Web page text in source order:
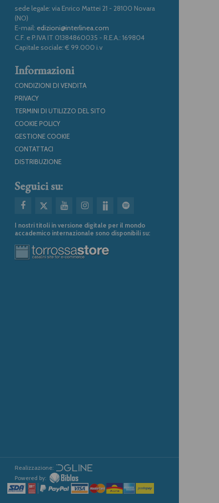
sede legale: via Enrico Mattei 21 - 28100 Novara
(NO)
E-mail: edizioni@interlinea.com
C.F. e P.IVA IT 01384860035 - R.E.A.: 169804
Capitale sociale: € 99.000 i.v
Informazioni
CONDIZIONI DI VENDITA
PRIVACY
TERMINI DI UTILIZZO DEL SITO
COOKIE POLICY
GESTIONE COOKIE
CONTATTACI
DISTRIBUZIONE
Seguici su:
I nostri titoli in versione digitale per il mondo
accademico internazionale sono disponibili su:
Realizzazione:
Powered by: